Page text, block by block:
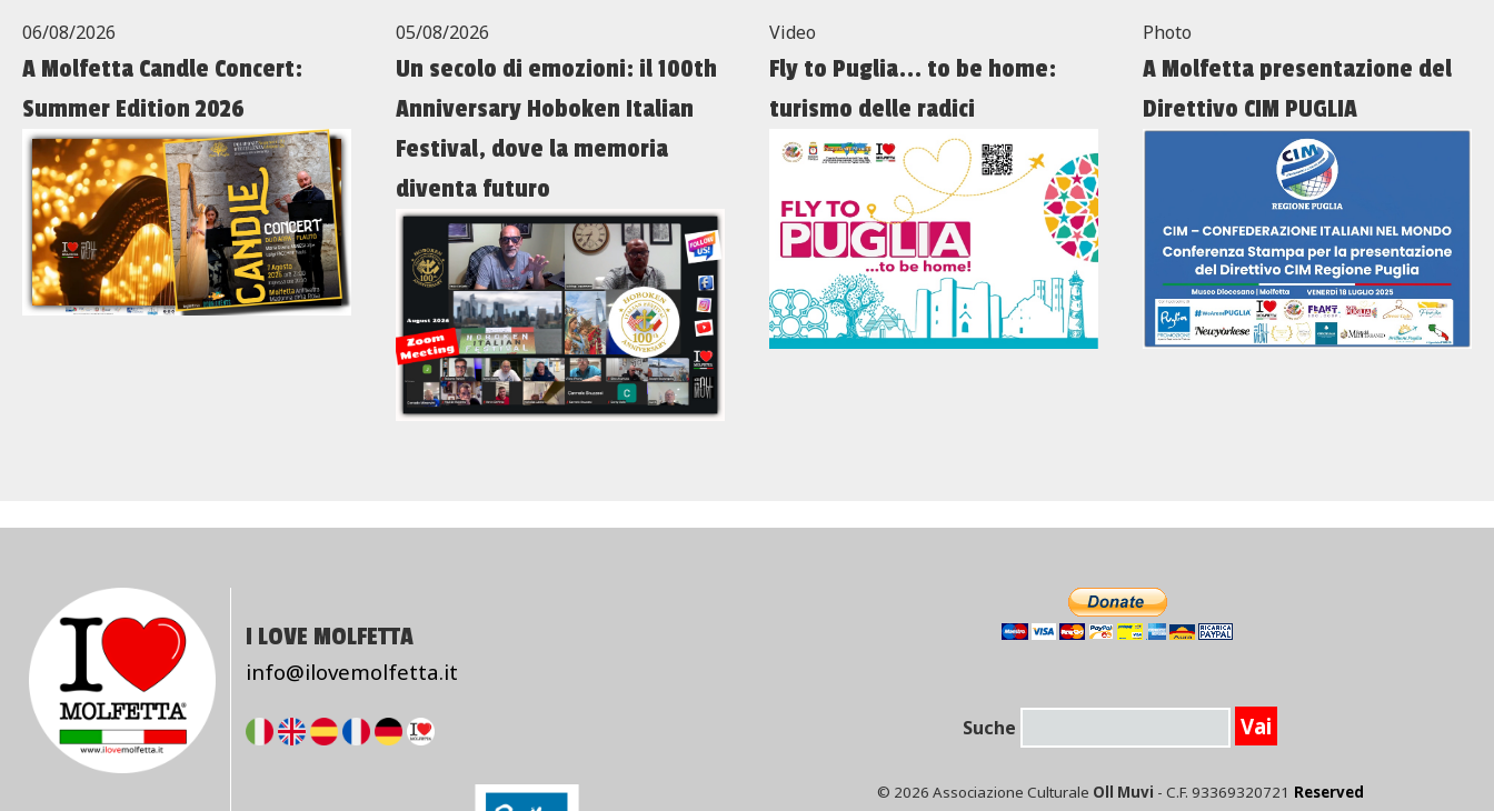
06/08/2026
A Molfetta Candle Concert:
Summer Edition 2026
05/08/2026
Un secolo di emozioni: il 100th
Anniversary Hoboken Italian
Festival, dove la memoria
diventa futuro
Video
Fly to Puglia... to be home:
turismo delle radici
Photo
A Molfetta presentazione del
Direttivo CIM PUGLIA
I LOVE MOLFETTA
info@ilovemolfetta.it
Suche
© 2026 Associazione Culturale Oll Muvi - C.F. 93369320721 Reserved